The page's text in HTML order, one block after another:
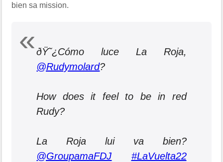
bien sa mission.
ðŸ˜¿Cómo luce La Roja,
@Rudymolard?
How does it feel to be in red
Rudy?
La Roja lui va bien?
@GroupamaFDJ
#LaVuelta22